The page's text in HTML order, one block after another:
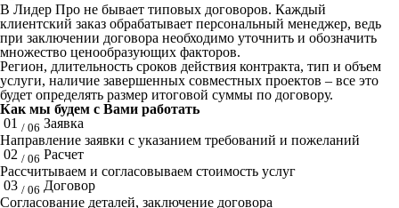
В Лидер Про не бывает типовых договоров. Каждый
клиентский заказ обрабатывает персональный менеджер, ведь
при заключении договора необходимо уточнить и обозначить
множество ценообразующих факторов.
Регион, длительность сроков действия контракта, тип и объем
услуги, наличие завершенных совместных проектов – все это
будет определять размер итоговой суммы по договору.
Как мы будем с Вами работать
01 / 06 Заявка
Направление заявки с указанием требований и пожеланий
02 / 06 Расчет
Рассчитываем и согласовываем стоимость услуг
03 / 06 Договор
Согласование деталей, заключение договора